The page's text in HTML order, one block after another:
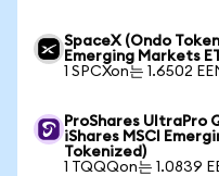
SpaceX (Ondo
Emerging Markets
1 SPCXon는 1.6502
ProShares UltraPro
iShares MSCI
Tokenized)
1 TQQQon는 1.0839